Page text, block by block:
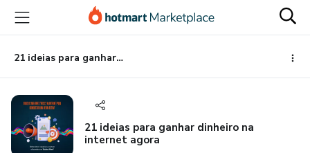
para
conteúdo
principal
para
pagamento
para
rodapé
21 ideias para ganhar dinheiro na internet agora
21 ideias para ganhar dinheiro na
internet agora